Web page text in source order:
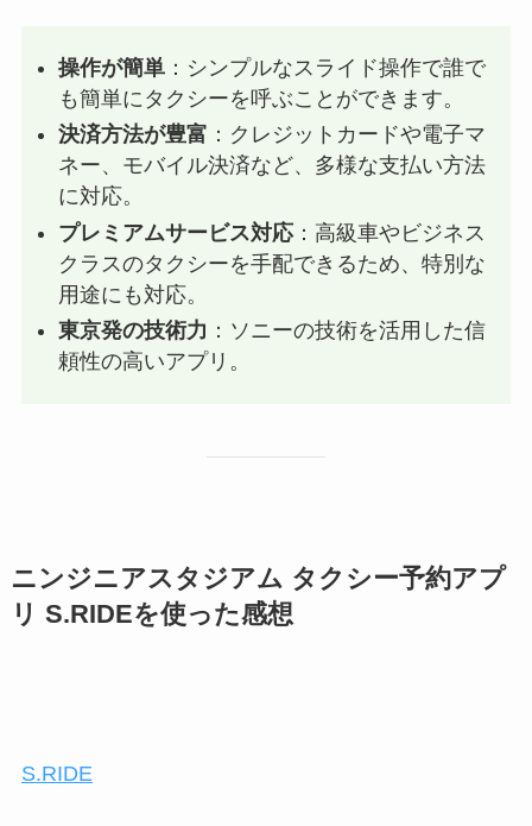
操作が簡単 ：シンプルなスライド操作で誰で
も簡単にタクシーを呼ぶことができます。
決済方法が豊富 ：クレジットカードや電子マ
ネー、モバイル決済など、多様な支払い方法
に対応。
プレミアムサービス対応：高級車やビジネス
クラスのタクシーを手配できるため、特別な
用途にも対応。
東京発の技術力 ：ソニーの技術を活用した信
頼性の高いアプリ。
ニンジニアスタジアム タクシー予約アプ
リ S.RIDEを使った感想
S.RIDE